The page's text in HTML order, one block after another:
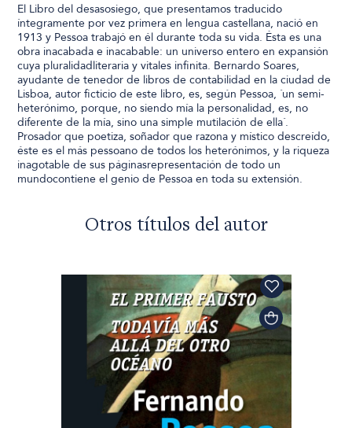
El Libro del desasosiego, que presentamos traducido
íntegramente por vez primera en lengua castellana, nació en
1913 y Pessoa trabajó en él durante toda su vida. Ésta es una
obra inacabada e inacabable: un universo entero en expansión
cuya pluralidadliteraria y vitales infinita. Bernardo Soares,
ayudante de tenedor de libros de contabilidad en la ciudad de
Lisboa, autor ficticio de este libro, es, según Pessoa, ´un semi-
heterónimo, porque, no siendo mía la personalidad, es, no
diferente de la mía, sino una simple mutilación de ella´.
Prosador que poetiza, soñador que razona y místico descreído,
éste es el más pessoano de todos los heterónimos, y la riqueza
inagotable de sus páginasrepresentación de todo un
mundocontiene el genio de Pessoa en toda su extensión.
Otros títulos del autor